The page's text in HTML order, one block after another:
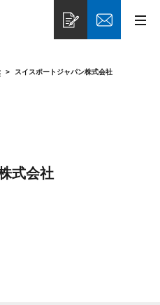
スイスポートジャパン株式会社
式会社